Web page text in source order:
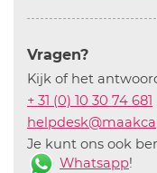
Vragen?
Kijk of het
+ 31 (0) 10 30 74 681
Je kunt ons ook
Whatsapp!